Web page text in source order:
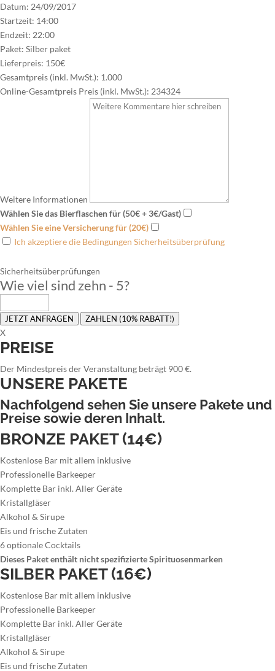
Datum: 24/09/2017
Startzeit: 14:00
Endzeit: 22:00
Paket: Silber paket
Lieferpreis: 150€
Gesamtpreis (inkl. MwSt.): 1.000
Online-Gesamtpreis Preis (inkl. MwSt.): 234324
Weitere Informationen
Wählen Sie das Bierflaschen für (50€ + 3€/Gast)
Wählen Sie eine Versicherung für (20€)
Ich akzeptiere die Bedingungen Sicherheitsüberprüfung
Sicherheitsüberprüfungen
Wie viel sind zehn - 5?
JETZT ANFRAGEN ZAHLEN (10% RABATT!)
X
PREISE
Der Mindestpreis der Veranstaltung beträgt 900 €.
UNSERE PAKETE
Nachfolgend sehen Sie unsere Pakete und
Preise sowie deren Inhalt.
BRONZE PAKET (14€)
Kostenlose Bar mit allem inklusive
Professionelle Barkeeper
Komplette Bar inkl. Aller Geräte
Kristallgläser
Alkohol & Sirupe
Eis und frische Zutaten
6 optionale Cocktails
Dieses Paket enthält nicht spezifizierte Spirituosenmarken
SILBER PAKET (16€)
Kostenlose Bar mit allem inklusive
Professionelle Barkeeper
Komplette Bar inkl. Aller Geräte
Kristallgläser
Alkohol & Sirupe
Eis und frische Zutaten